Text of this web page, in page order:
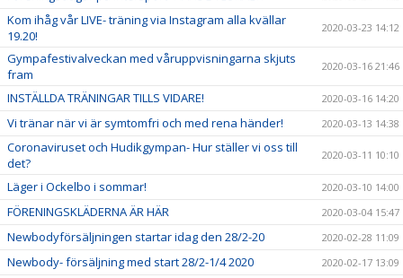
Kom ihåg vår LIVE- träning via Instagram alla kvällar
19.20!
2020-03-23 14:12
Gympafestivalveckan med våruppvisningarna skjuts
fram
2020-03-16 21:46
INSTÄLLDA TRÄNINGAR TILLS VIDARE! 2020-03-16 14:20
Vi tränar när vi är symtomfri och med rena händer! 2020-03-13 14:38
Coronaviruset och Hudikgympan- Hur ställer vi oss till
det?
2020-03-11 10:10
Läger i Ockelbo i sommar! 2020-03-10 14:00
FÖRENINGSKLÄDERNA ÄR HÄR 2020-03-04 15:47
Newbodyförsäljningen startar idag den 28/2-20 2020-02-28 11:09
Newbody- försäljning med start 28/2-1/4 2020 2020-02-17 13:09